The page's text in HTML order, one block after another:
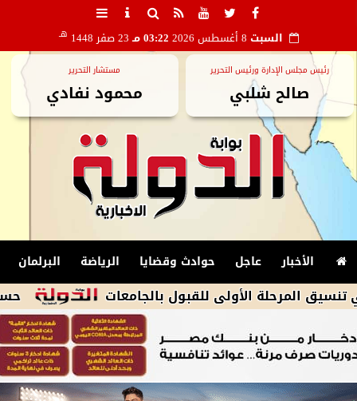
السبت 03:22 مـ 23 صفر 1448 هـ
رئيس مجلس الإدارة ورئيس التحرير
صالح شلبي
مستشار التحرير
محمود نفادي
الأخبار عاجل حوادث وقضايا الرياضة البرلمان
حسام